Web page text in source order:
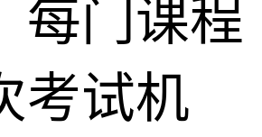
每门课程
考试机